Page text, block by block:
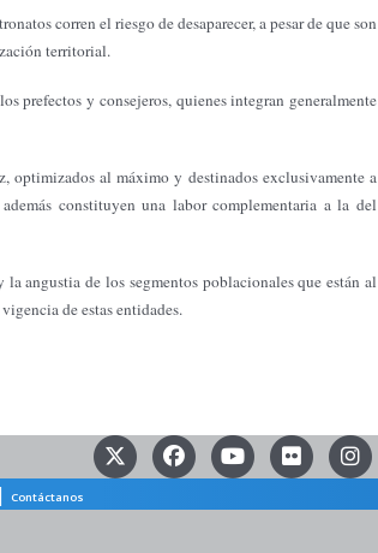
corren el riesgo de desaparecer, a pesar de que son
territorial.
prefectos y consejeros, quienes integran generalmente
optimizados al máximo y destinados exclusivamente a
constituyen una labor complementaria a la del
angustia de los segmentos poblacionales que están al
de estas entidades.
| Contáctanos